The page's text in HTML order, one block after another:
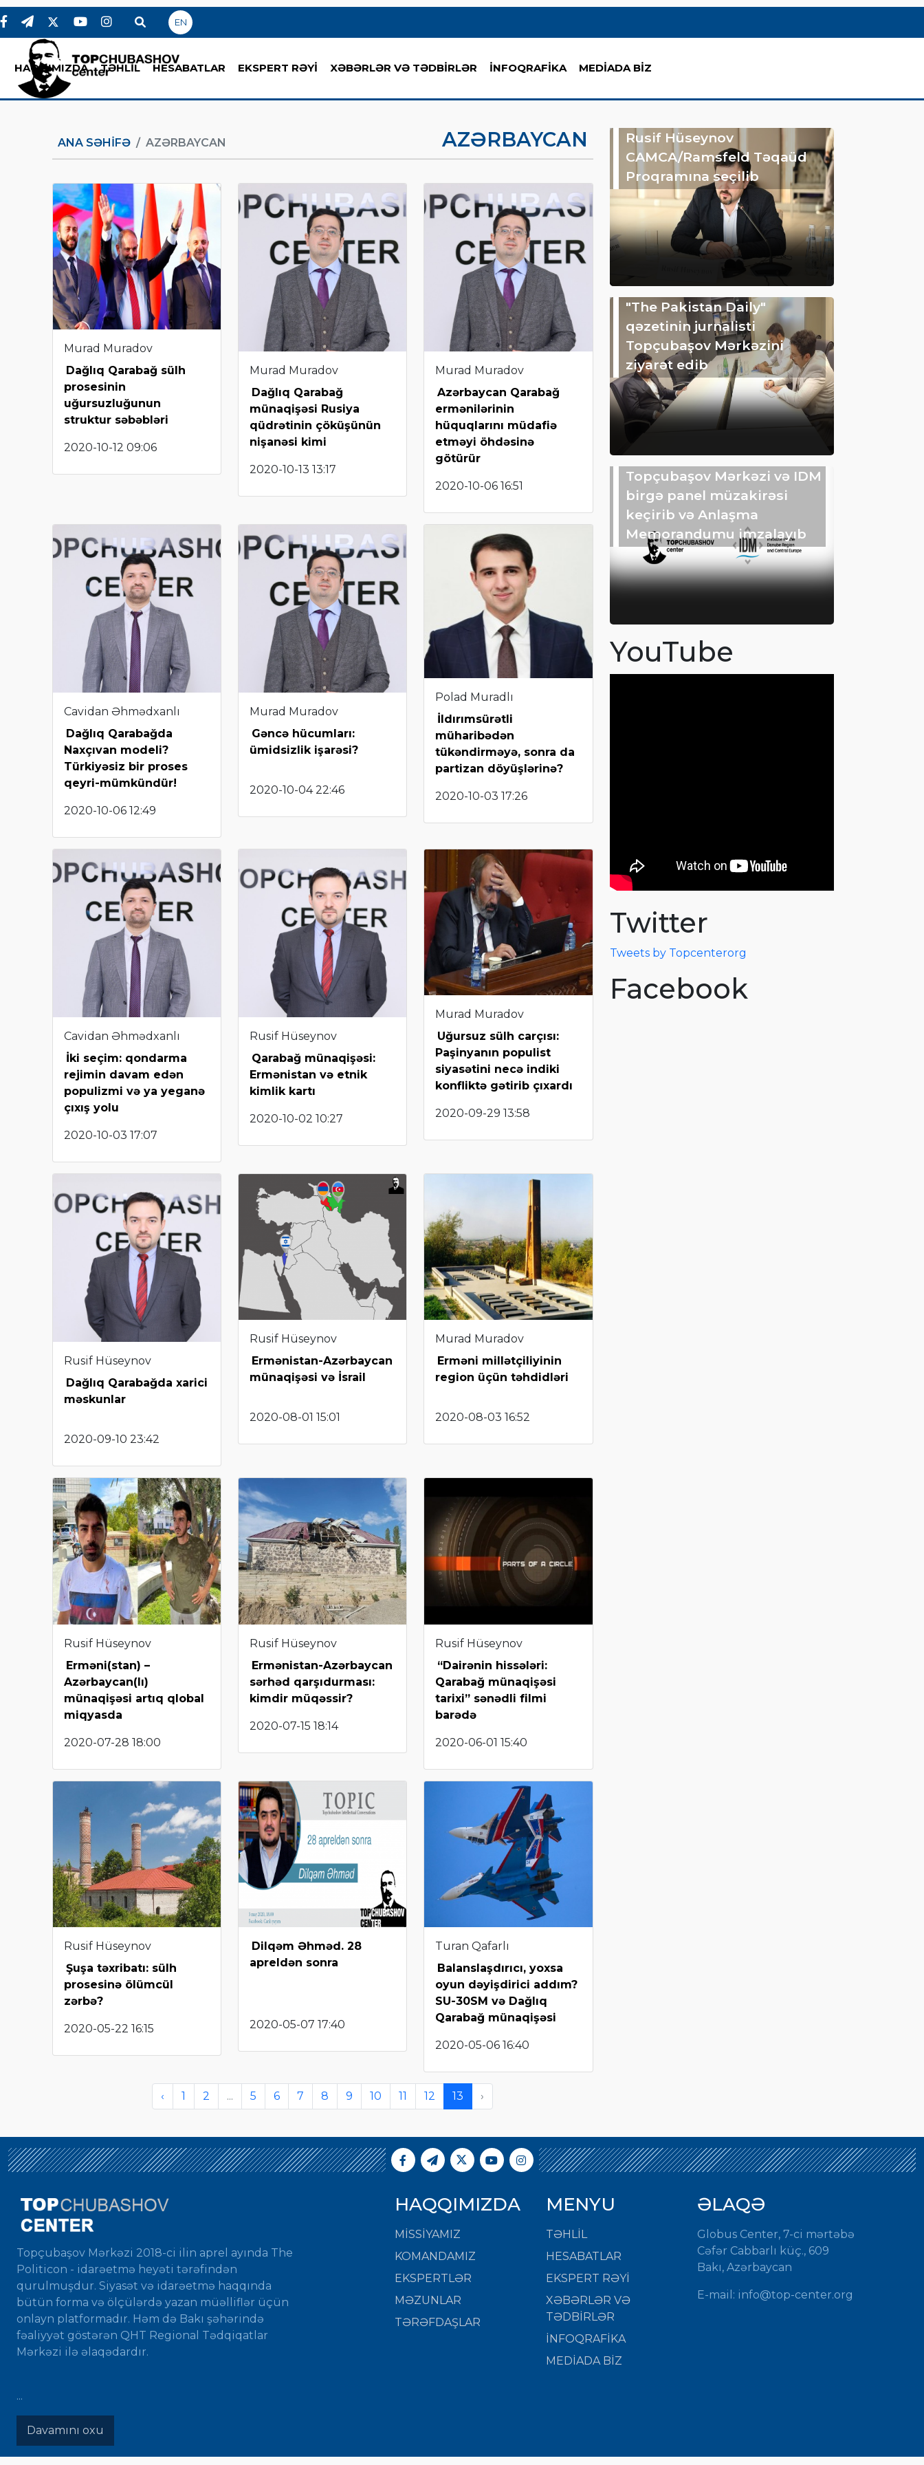
EN
HAQQIMIZDA TƏHLİL HESABATLAR EKSPERT RƏYİ XƏBƏRLƏR VƏ TƏDBİRLƏR İNFOQRAFİKA MEDİADA BİZ
ANA SƏHIFƏ AZƏRBAYCAN AZƏRBAYCAN
Murad Muradov
Dağlıq Qarabağ sülh
prosesinin
uğursuzluğunun
struktur səbəbləri
2020-10-12 09:06
Murad Muradov
Dağlıq Qarabağ
münaqişəsi Rusiya
qüdrətinin çöküşünün
nişanəsi kimi
2020-10-13 13:17
Murad Muradov
Azərbaycan Qarabağ
ermənilərinin
hüquqlarını müdafiə
etməyi öhdəsinə
götürür
2020-10-06 16:51
Cavidan Əhmədxanlı
Dağlıq Qarabağda
Naxçıvan modeli?
Türkiyəsiz bir proses
qeyri-mümkündür!
2020-10-06 12:49
Murad Muradov
Gəncə hücumları:
ümidsizlik işarəsi?
2020-10-04 22:46
Polad Muradlı
İldırımsürətli
müharibədən
tükəndirməyə, sonra da
partizan döyüşlərinə?
2020-10-03 17:26
Cavidan Əhmədxanlı
İki seçim: qondarma
rejimin davam edən
populizmi və ya yeganə
çıxış yolu
2020-10-03 17:07
Rusif Hüseynov
Qarabağ münaqişəsi:
Ermənistan və etnik
kimlik kartı
2020-10-02 10:27
Murad Muradov
Uğursuz sülh carçısı:
Paşinyanın populist
siyasətini necə indiki
konfliktə gətirib çıxardı
2020-09-29 13:58
Rusif Hüseynov
Dağlıq Qarabağda xarici
məskunlar
2020-09-10 23:42
Rusif Hüseynov
Ermənistan-Azərbaycan
münaqişəsi və İsrail
2020-08-01 15:01
Murad Muradov
Erməni millətçiliyinin
region üçün təhdidləri
2020-08-03 16:52
Rusif Hüseynov
Erməni(stan) –
Azərbaycan(lı)
münaqişəsi artıq qlobal
miqyasda
2020-07-28 18:00
Rusif Hüseynov
Ermənistan-Azərbaycan
sərhəd qarşıdurması:
kimdir müqəssir?
2020-07-15 18:14
Rusif Hüseynov
“Dairənin hissələri:
Qarabağ münaqişəsi
tarixi” sənədli filmi
barədə
2020-06-01 15:40
Rusif Hüseynov
Şuşa təxribatı: sülh
prosesinə ölümcül
zərbə?
2020-05-22 16:15
Dilqəm Əhməd. 28
apreldən sonra
2020-05-07 17:40
Turan Qafarlı
Balanslaşdırıcı, yoxsa
oyun dəyişdirici addım?
SU-30SM və Dağlıq
Qarabağ münaqişəsi
2020-05-06 16:40
‹ 1 2 ... 5 6 7 8 9 10 11 12 13 ›
Rusif Hüseynov
CAMCA/Ramsfeld Təqaüd
Proqramına seçilib
"The Pakistan Daily"
qəzetinin jurnalisti
Topçubaşov Mərkəzini
ziyarət edib
Topçubaşov Mərkəzi və IDM
birgə panel müzakirəsi
keçirib və Anlaşma
Memorandumu imzalayıb
YouTube
Twitter
Tweets by Topcenterorg
Facebook
Topçubaşov Mərkəzi 2018-ci ilin aprel ayında The
Politicon - idarəetmə heyəti tərəfindən
qurulmuşdur. Siyasət və idarəetmə haqqında
bütün forma və ölçülərdə yazan müəlliflər üçün
onlayn platformadır. Həm də Bakı şəhərində
fəaliyyət göstərən QHT Regional Tədqiqatlar
Mərkəzi ilə əlaqədardır.
...
Davamını oxu
HAQQIMIZDA
MISSIYAMIZ
KOMANDAMIZ
EKSPERTLƏR
MƏZUNLAR
TƏRƏFDAŞLAR
MENYU
TƏHLİL
HESABATLAR
EKSPERT RƏYİ
XƏBƏRLƏR VƏ
TƏDBİRLƏR
İNFOQRAFİKA
MEDİADA BİZ
ƏLAQƏ
Globus Center, 7-ci mərtəbə
Cəfər Cabbarlı küç., 609
Bakı, Azərbaycan
E-mail: info@top-center.org